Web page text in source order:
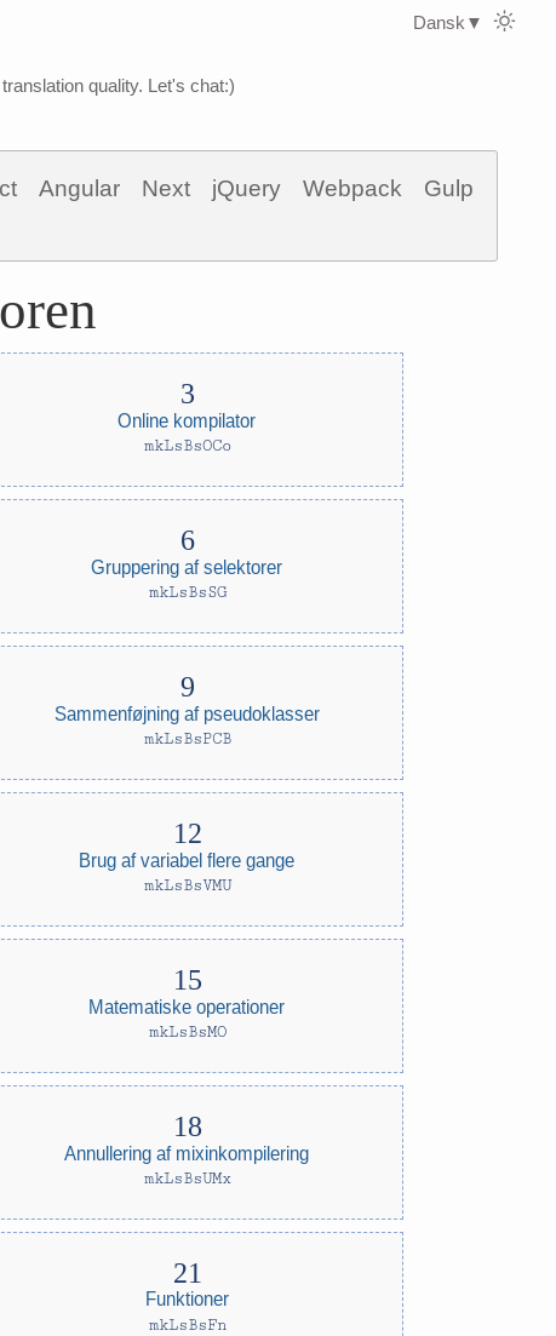
quality. Let's chat:)
Angular Next jQuery Webpack
Gulp
Online kompilator
mkLsBsOCo
Gruppering af selektorer
mkLsBsSG
Sammenføjning af pseudoklasser
mkLsBsPCB
Brug af variabel flere gange
mkLsBsVMU
Matematiske operationer
mkLsBsMO
Annullering af mixinkompilering
mkLsBsUMx
Funktioner
mkLsBsFn
Dansk ▼